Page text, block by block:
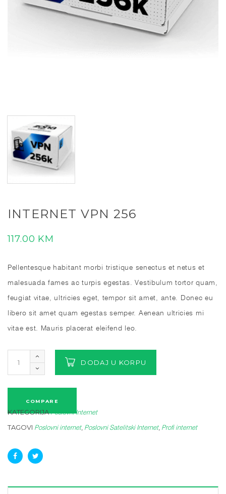
INTERNET VPN 256
117.00 KM
Pellentesque habitant morbi tristique senectus et netus et
malesuada fames ac turpis egestas. Vestibulum tortor quam,
feugiat vitae, ultricies eget, tempor sit amet, ante. Donec eu
libero sit amet quam egestas semper. Aenean ultricies mi
vitae est. Mauris placerat eleifend leo.
DODAJ U KORPU
COMPARE
KATEGORIJA Poslovni Internet
TAGOVI Poslovni internet, Poslovni Satelitski Internet, Profi internet